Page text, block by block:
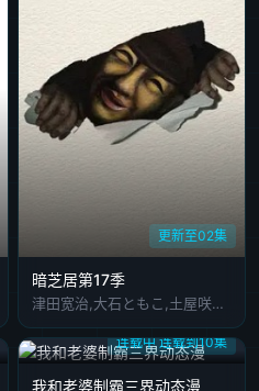
更新至02集
暗芝居第17季
津田宽治,大石ともこ,土屋咲登子,篠田谅,白川礼,新纳敏正,三宅美羽,中村朱里,山根馅,五郎丸莉菜,花谷聪亮,拓也,翔司
连载中 连载到10集
我和老婆制霸三界动态漫